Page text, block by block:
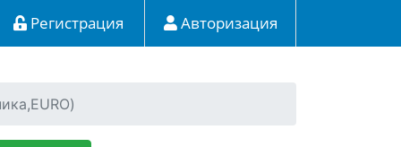
Регистрация Авторизация